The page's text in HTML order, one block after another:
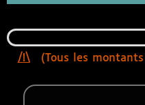
(Tous les